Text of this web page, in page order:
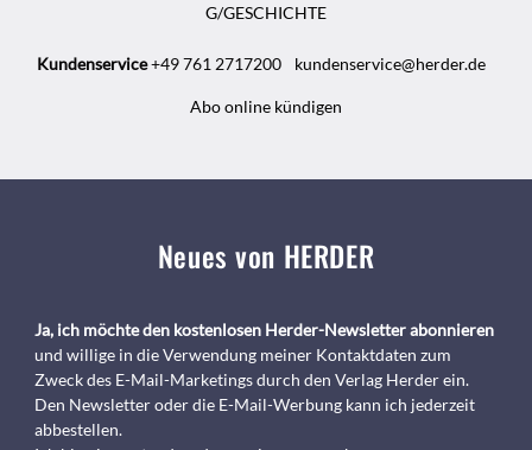
G/GESCHICHTE
Kundenservice+49 761 2717200 kundenservice@herder.de
Abo online kündigen
Neues von HERDER
Ja, ich möchte den kostenlosen Herder-Newsletter abonnieren
und willige in die Verwendung meiner Kontaktdaten zum
Zweck des E-Mail-Marketings durch den Verlag Herder ein.
Den Newsletter oder die E-Mail-Werbung kann ich jederzeit
abbestellen.